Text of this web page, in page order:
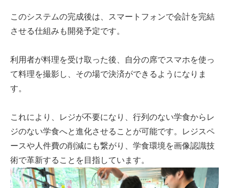
このシステムの完成後は、スマートフォンで会計を完結
させる仕組みも開発予定です。
利用者が料理を受け取った後、自分の席でスマホを使っ
て料理を撮影し、その場で決済ができるようになりま
す。
これにより、レジが不要になり、行列のない学食からレ
ジのない学食へと進化させることが可能です。レジスペ
ースや人件費の削減にも繋がり、学食環境を画像認識技
術で革新することを目指しています。